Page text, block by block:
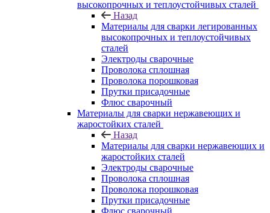
высокопрочных и теплоустойчивых сталей
Назад
Материалы для сварки легированных
высокопрочных и теплоустойчивых
сталей
Электроды сварочные
Проволока сплошная
Проволока порошковая
Прутки присадочные
Флюс сварочный
Материалы для сварки нержавеющих и
жаростойких сталей
Назад
Материалы для сварки нержавеющих и
жаростойких сталей
Электроды сварочные
Проволока сплошная
Проволока порошковая
Прутки присадочные
Флюс сварочный